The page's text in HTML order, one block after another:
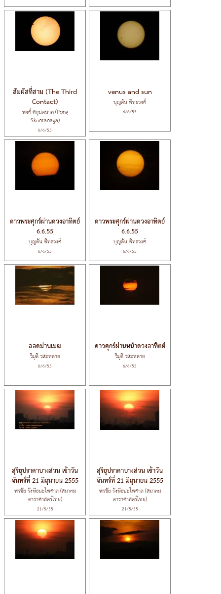
สัมผัสที่สาม (The Third
Contact)
พงศ์ ศกุนตนาค (Pong
Skuntanaga)
6/6/55
venus and sun
บุญตัน พิทธวงศ์
6/6/55
ดาวพระศุกร์ผ่านดวงอาทิตย์
6.6.55
บุญตัน พิทธวงศ์
6/6/55
ดาวพระศุกร์ผ่านดวงอาทิตย์
6.6.55
บุญตัน พิทธวงศ์
6/6/55
ลอดม่านเมฆ
วิมุติ วสะหลาย
6/6/55
ดาวศุกร์ผ่านหน้าดวงอาทิตย์
วิมุติ วสะหลาย
6/6/55
สุริยุปราคาบางส่วน เช้าวัน
จันทร์ที่ 21 มิถุนายน 2555‏
พรชัย รังษีธนะไพศาล (สมาคม
ดาราศาสตร์ไทย)
21/5/55
สุริยุปราคาบางส่วน เช้าวัน
จันทร์ที่ 21 มิถุนายน 2555‏
พรชัย รังษีธนะไพศาล (สมาคม
ดาราศาสตร์ไทย)
21/5/55